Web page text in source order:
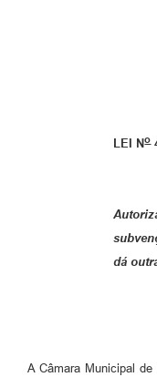
LEI No
dá
A Câmara Municipal